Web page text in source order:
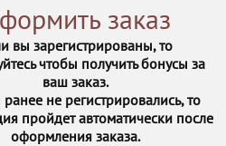
9 Островов
и
заказ
вы зарегистрированы, то
чтобы получить бонусы за
ваш заказ.
не регистрировались, то
пройдет автоматически после
оформления заказа.